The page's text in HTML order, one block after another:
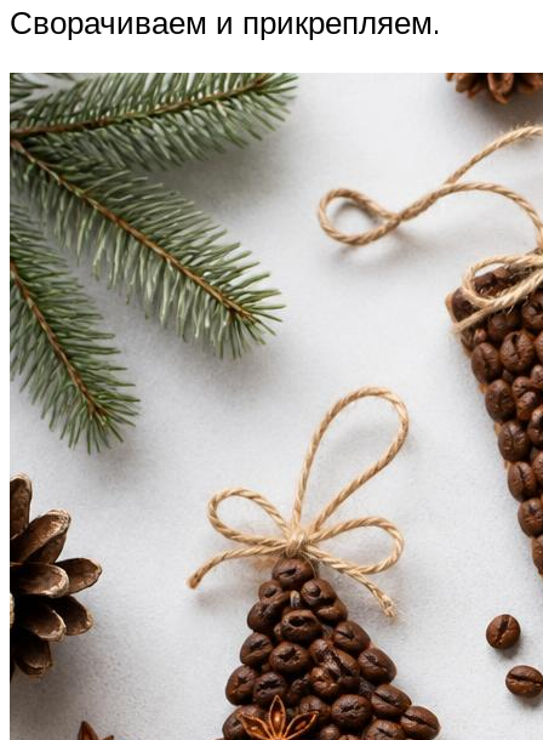
Сворачиваем и прикрепляем.